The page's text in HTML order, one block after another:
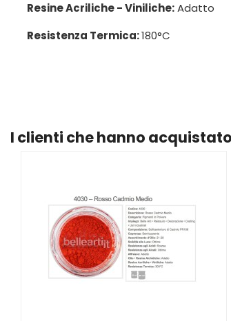
Resine Acriliche - Viniliche:Adatto
Resistenza Termica:180°C
I clienti che hanno